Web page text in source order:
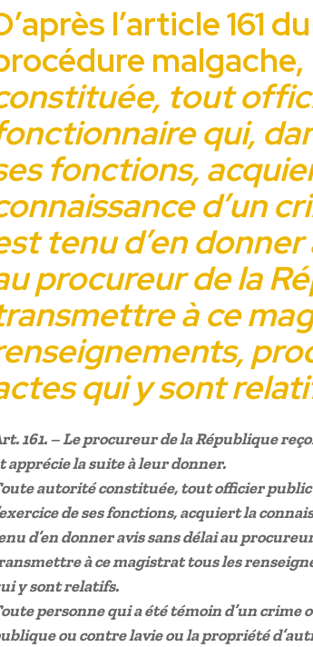
l’article 161
malgache,
tout
qui,
fonctions,
d’un
tenu d’en donner
procureur de la
à ce
qui y sont
161. – Le procureur de la République
apprécie la suite à leur donner.
autorité constituée, tout officier
de sesfonctions, acquiert la
d’en donner avis sansdélai au
à ce magistrat tous les
y sont relatifs.
personne qui a été témoin d’un crime
ou contre lavie ou la propriété